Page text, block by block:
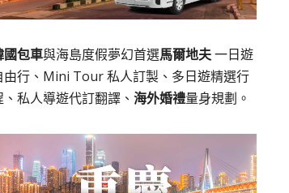
國包車與海島度假夢幻首選馬爾地夫一日遊
由行、Mini Tour 私人訂製、多日遊精選行
、私人導遊代訂翻譯、 海外婚禮量身規劃。